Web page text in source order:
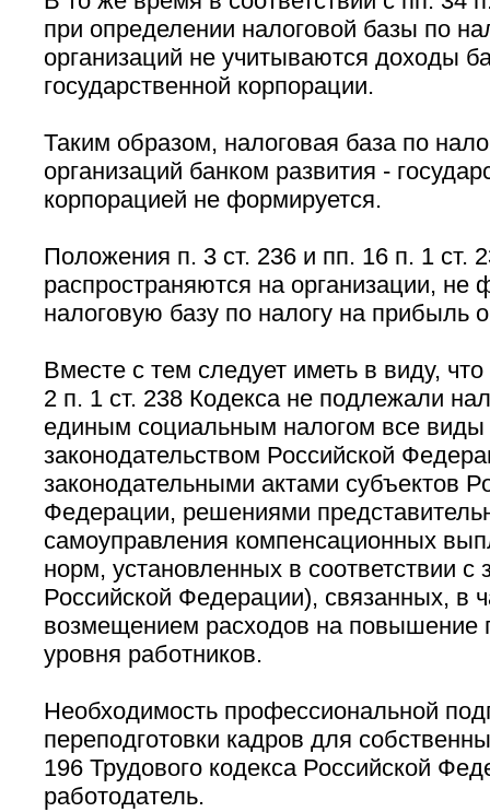
при определении налоговой базы по
организаций не учитываются доходы
государственной корпорации.
Таким образом, налоговая база по
организаций банком развития -
корпорацией не формируется.
Положения п. 3 ст. 236 и пп. 16 п. 1 ст.
распространяются на организации,
налоговую базу по налогу на прибыль
Вместе с тем следует иметь в виду, что
2 п. 1 ст. 238 Кодекса не подлежали
единым социальным налогом все виды
законодательством Российской
законодательными актами субъектов
Федерации, решениями
самоуправления компенсационных
норм, установленных в соответствии с
Российской Федерации), связанных, в
возмещением расходов на повышение
уровня работников.
Необходимость профессиональной
переподготовки кадров для
196 Трудового кодекса Российской
работодатель.